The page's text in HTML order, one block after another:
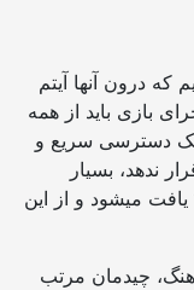
درون آنها آیتم
بازی باید از همه
یک دسترسی سریع و
ندهد، بسیار
میشود و از این
چیدمان مرتب